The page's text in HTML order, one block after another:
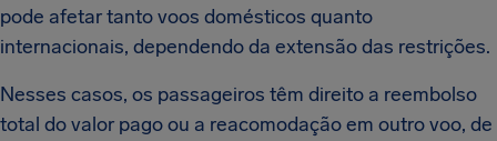
pode afetar tanto voos domésticos quanto
internacionais, dependendo da extensão das restrições.
Nesses casos, os passageiros têm direito a reembolso
total do valor pago ou a reacomodação em outro voo, de